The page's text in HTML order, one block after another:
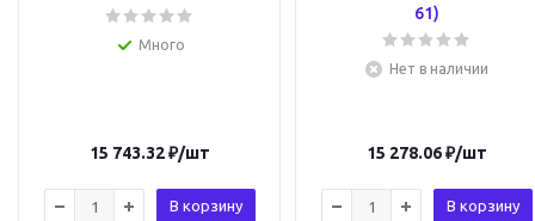
Много
15 743.32₽/шт
В корзину
61)
Нет в наличии
15 278.06₽/шт
В корзину